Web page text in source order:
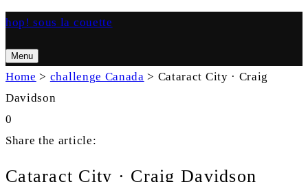
hop! sous la couette
Menu
Search
Home > challenge Canada > Cataract City · Craig
Davidson
0
Search
Share the article:
Cataract City · Craig Davidson